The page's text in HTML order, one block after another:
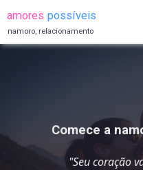
amores possíveis
namoro, relacionamento
Comece a
"Seu coração